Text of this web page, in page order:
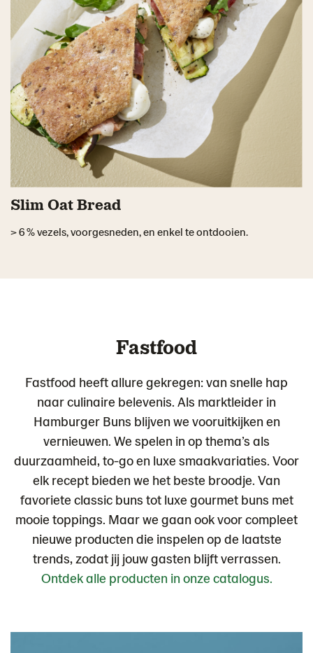
Slim Oat Bread
> 6 % vezels, voorgesneden, en enkel te ontdooien.
Fastfood
Fastfood heeft allure gekregen: van snelle hap
naar culinaire belevenis. Als marktleider in
Hamburger Buns blijven we vooruitkijken en
vernieuwen. We spelen in op thema’s als
duurzaamheid, to-go en luxe smaakvariaties. Voor
elk recept bieden we het beste broodje. Van
favoriete classic buns tot luxe gourmet buns met
mooie toppings. Maar we gaan ook voor compleet
nieuwe producten die inspelen op de laatste
trends, zodat jij jouw gasten blijft verrassen.
Ontdek alle producten in onze catalogus.